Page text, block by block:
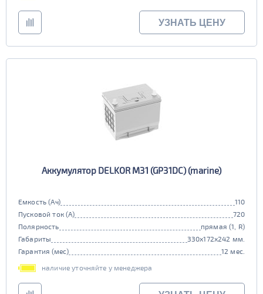
УЗНАТЬ ЦЕНУ
Аккумулятор DELKOR M31 (GP31DC) (marine)
Емкость (Ач)
110
Пусковой ток (А)
720
Полярность
прямая (1, R)
Габариты
330x172x242 мм.
Гарантия (мес)
12 мес.
наличие уточняйте у менеджера